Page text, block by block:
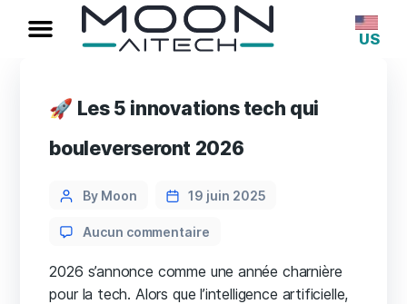
US
🚀 Les 5 innovations tech qui
bouleverseront 2026
By Moon 19 juin 2025
Aucun commentaire
2026 s’annonce comme une année charnière
pour la tech. Alors que l’intelligence artificielle,